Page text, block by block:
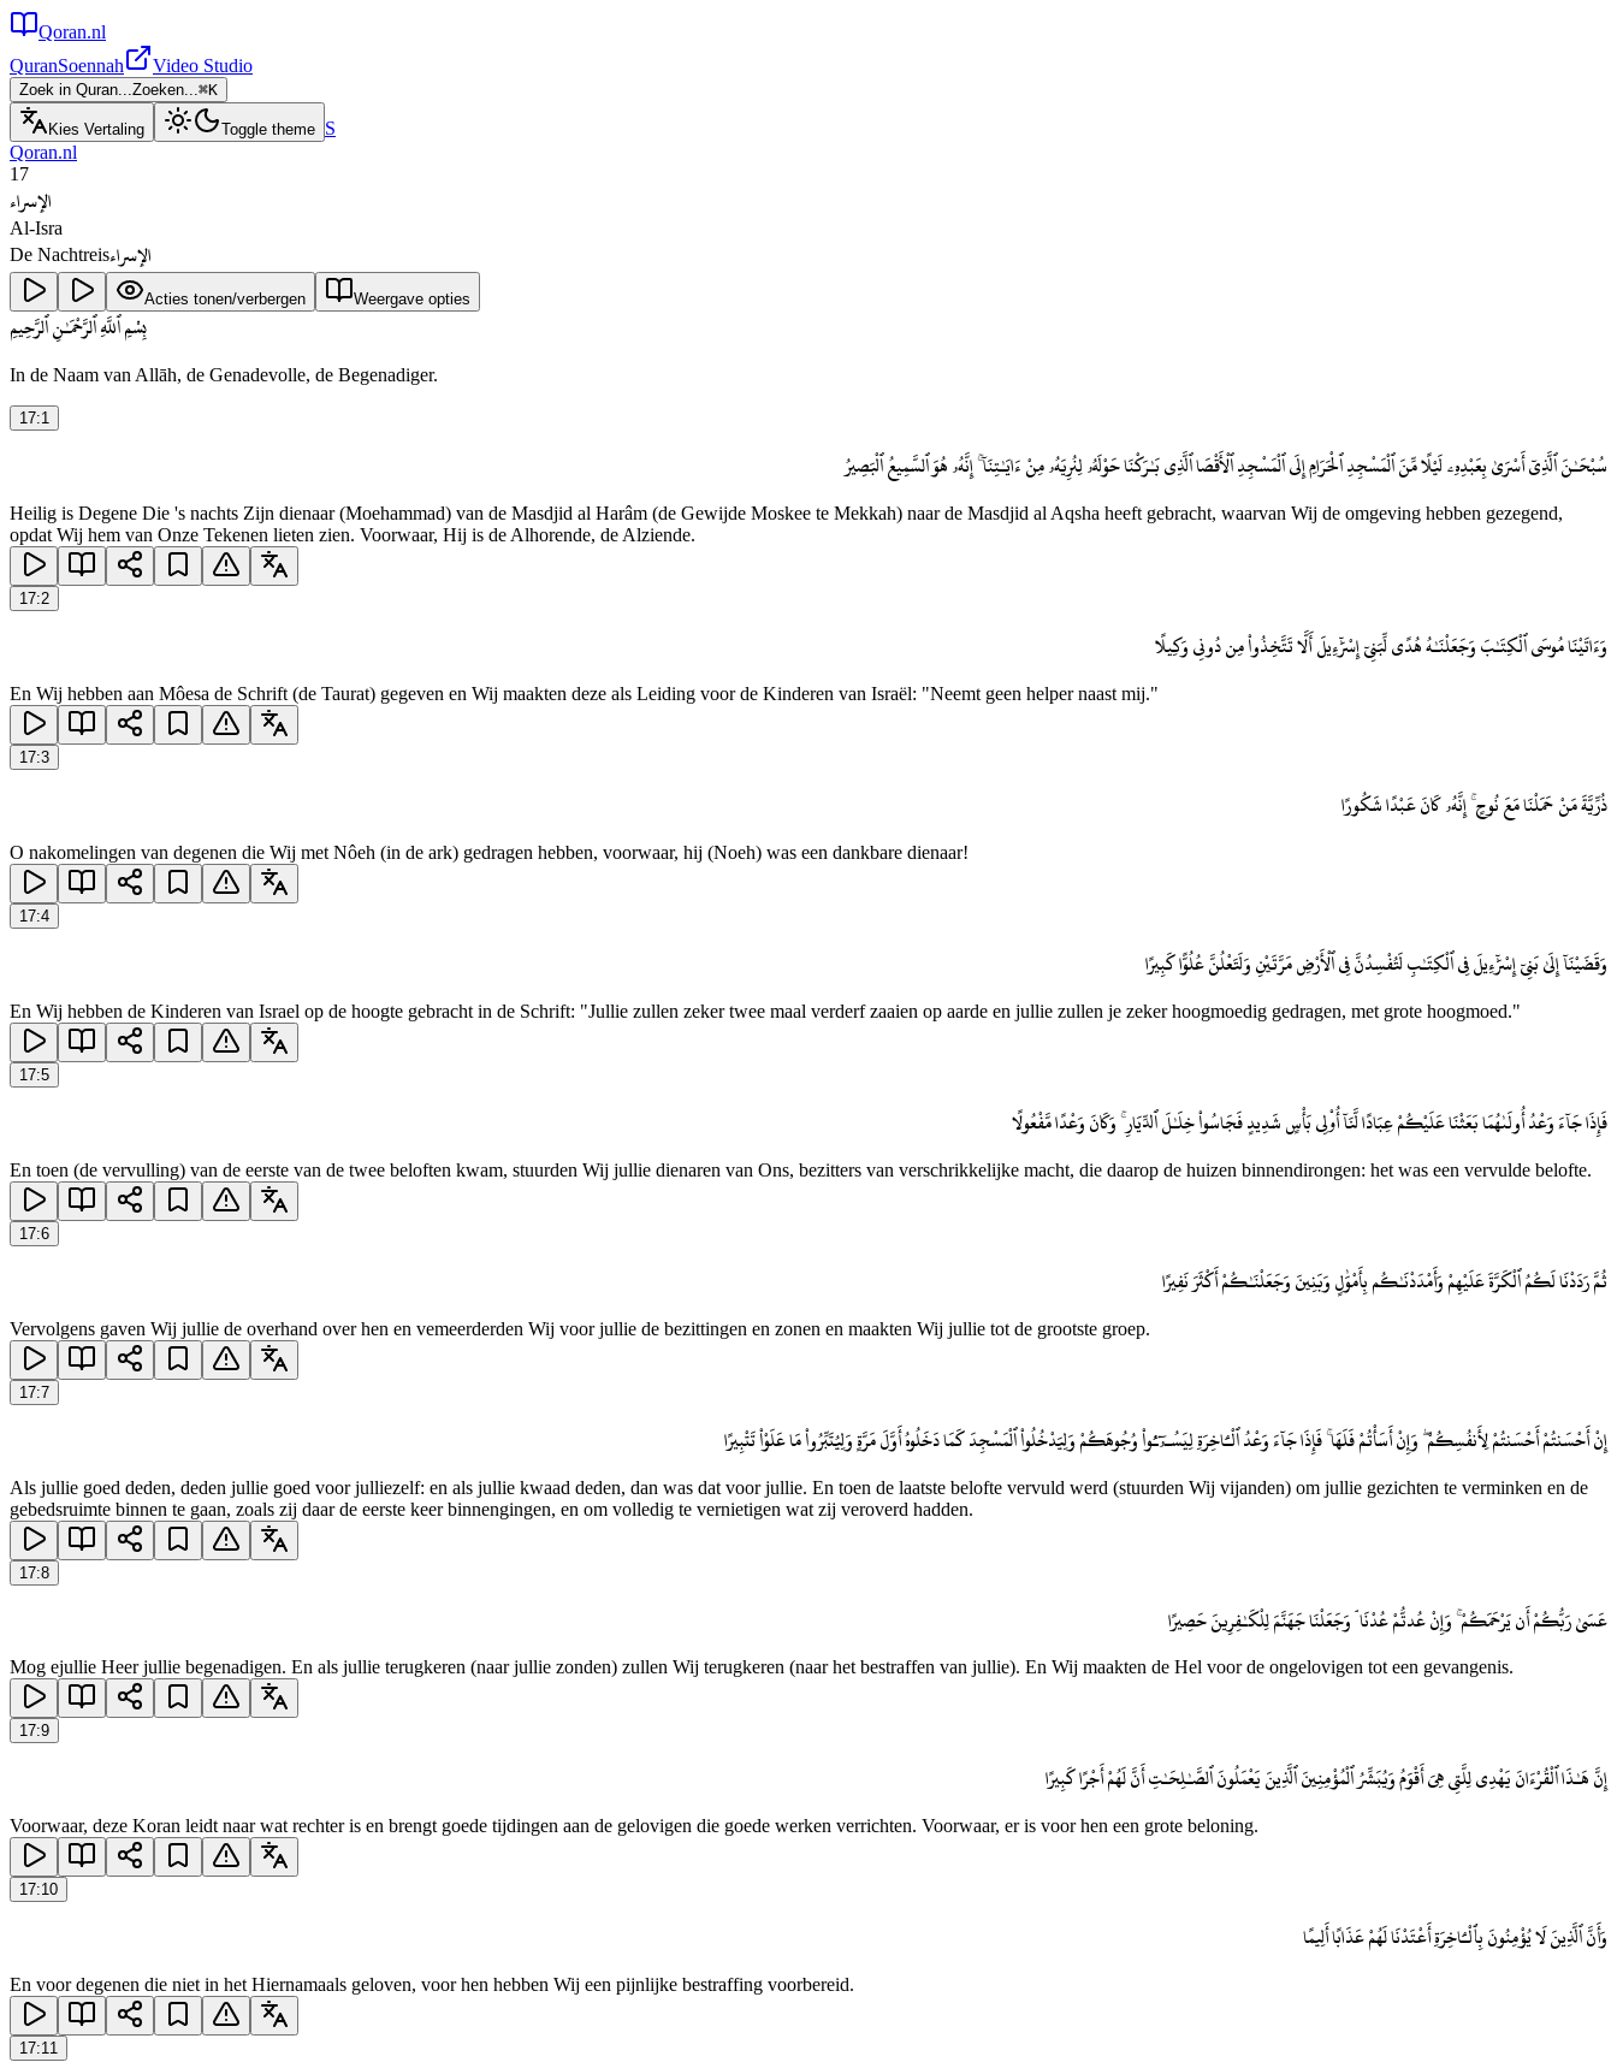
Qoran.nl
QuranSoennah Video Studio
Zoek in Quran...Zoeken...⌘K
Kies Vertaling Toggle theme S
Qoran.nl
17
الإسراء
Al-Isra
De Nachtreisالإسراء
Acties tonen/verbergen Weergave opties
بِسْمِ ٱللَّهِ ٱلرَّحْمَـٰنِ ٱلرَّحِيمِ
In de Naam van Allāh, de Genadevolle, de Begenadiger.
17:1
سُبْحَـٰنَ ٱلَّذِىٓ أَسْرَىٰ بِعَبْدِهِۦ لَيْلًا مِّنَ ٱلْمَسْجِدِ ٱلْحَرَامِ إِلَى ٱلْمَسْجِدِ ٱلْأَقْصَا ٱلَّذِى بَـٰرَكْنَا حَوْلَهُۥ لِنُرِيَهُۥ مِنْ ءَايَـٰتِنَآ ۚ إِنَّهُۥ هُوَ ٱلسَّمِيعُ ٱلْبَصِيرُ
Heilig is Degene Die 's nachts Zijn dienaar (Moehammad) van de Masdjid al Harâm (de Gewijde Moskee te Mekkah) naar de Masdjid al Aqsha heeft gebracht, waarvan Wij de omgeving hebben gezegend,
opdat Wij hem van Onze Tekenen lieten zien. Voorwaar, Hij is de Alhorende, de Alziende.
17:2
وَءَاتَيْنَا مُوسَى ٱلْكِتَـٰبَ وَجَعَلْنَـٰهُ هُدًى لِّبَنِىٓ إِسْرَٰٓءِيلَ أَلَّا تَتَّخِذُوا۟ مِن دُونِى وَكِيلًا
En Wij hebben aan Môesa de Schrift (de Taurat) gegeven en Wij maakten deze als Leiding voor de Kinderen van Israël: "Neemt geen helper naast mij."
17:3
ذُرِّيَّةَ مَنْ حَمَلْنَا مَعَ نُوحٍ ۚ إِنَّهُۥ كَانَ عَبْدًا شَكُورًا
O nakomelingen van degenen die Wij met Nôeh (in de ark) gedragen hebben, voorwaar, hij (Noeh) was een dankbare dienaar!
17:4
وَقَضَيْنَآ إِلَىٰ بَنِىٓ إِسْرَٰٓءِيلَ فِى ٱلْكِتَـٰبِ لَتُفْسِدُنَّ فِى ٱلْأَرْضِ مَرَّتَيْنِ وَلَتَعْلُنَّ عُلُوًّا كَبِيرًا
En Wij hebben de Kinderen van Israel op de hoogte gebracht in de Schrift: "Jullie zullen zeker twee maal verderf zaaien op aarde en jullie zullen je zeker hoogmoedig gedragen, met grote hoogmoed."
17:5
فَإِذَا جَآءَ وَعْدُ أُولَىٰهُمَا بَعَثْنَا عَلَيْكُمْ عِبَادًا لَّنَآ أُو۟لِى بَأْسٍ شَدِيدٍ فَجَاسُوا۟ خِلَـٰلَ ٱلدِّيَارِ ۚ وَكَانَ وَعْدًا مَّفْعُولًا
En toen (de vervulling) van de eerste van de twee beloften kwam, stuurden Wij jullie dienaren van Ons, bezitters van verschrikkelijke macht, die daarop de huizen binnendirongen: het was een vervulde belofte.
17:6
ثُمَّ رَدَدْنَا لَكُمُ ٱلْكَرَّةَ عَلَيْهِمْ وَأَمْدَدْنَـٰكُم بِأَمْوَٰلٍ وَبَنِينَ وَجَعَلْنَـٰكُمْ أَكْثَرَ نَفِيرًا
Vervolgens gaven Wij jullie de overhand over hen en vemeerderden Wij voor jullie de bezittingen en zonen en maakten Wij jullie tot de grootste groep.
17:7
إِنْ أَحْسَنتُمْ أَحْسَنتُمْ لِأَنفُسِكُمْ ۖ وَإِنْ أَسَأْتُمْ فَلَهَا ۚ فَإِذَا جَآءَ وَعْدُ ٱلْـَٔاخِرَةِ لِيَسُـۥٓـُٔوا۟ وُجُوهَكُمْ وَلِيَدْخُلُوا۟ ٱلْمَسْجِدَ كَمَا دَخَلُوهُ أَوَّلَ مَرَّةٍ وَلِيُتَبِّرُوا۟ مَا عَلَوْا۟ تَتْبِيرًا
Als jullie goed deden, deden jullie goed voor julliezelf: en als jullie kwaad deden, dan was dat voor jullie. En toen de laatste belofte vervuld werd (stuurden Wij vijanden) om jullie gezichten te verminken en de
gebedsruimte binnen te gaan, zoals zij daar de eerste keer binnengingen, en om volledig te vernietigen wat zij veroverd hadden.
17:8
عَسَىٰ رَبُّكُمْ أَن يَرْحَمَكُمْ ۚ وَإِنْ عُدتُّمْ عُدْنَا ۘ وَجَعَلْنَا جَهَنَّمَ لِلْكَـٰفِرِينَ حَصِيرًا
Mog ejullie Heer jullie begenadigen. En als jullie terugkeren (naar jullie zonden) zullen Wij terugkeren (naar het bestraffen van jullie). En Wij maakten de Hel voor de ongelovigen tot een gevangenis.
17:9
إِنَّ هَـٰذَا ٱلْقُرْءَانَ يَهْدِى لِلَّتِى هِىَ أَقْوَمُ وَيُبَشِّرُ ٱلْمُؤْمِنِينَ ٱلَّذِينَ يَعْمَلُونَ ٱلصَّـٰلِحَـٰتِ أَنَّ لَهُمْ أَجْرًا كَبِيرًا
Voorwaar, deze Koran leidt naar wat rechter is en brengt goede tijdingen aan de gelovigen die goede werken verrichten. Voorwaar, er is voor hen een grote beloning.
17:10
وَأَنَّ ٱلَّذِينَ لَا يُؤْمِنُونَ بِٱلْـَٔاخِرَةِ أَعْتَدْنَا لَهُمْ عَذَابًا أَلِيمًا
En voor degenen die niet in het Hiernamaals geloven, voor hen hebben Wij een pijnlijke bestraffing voorbereid.
17:11